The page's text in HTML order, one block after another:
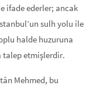
ifade ederler; ancak
sulh yolu ile
halde huzuruna
talep etmişlerdir.
Mehmed, bu